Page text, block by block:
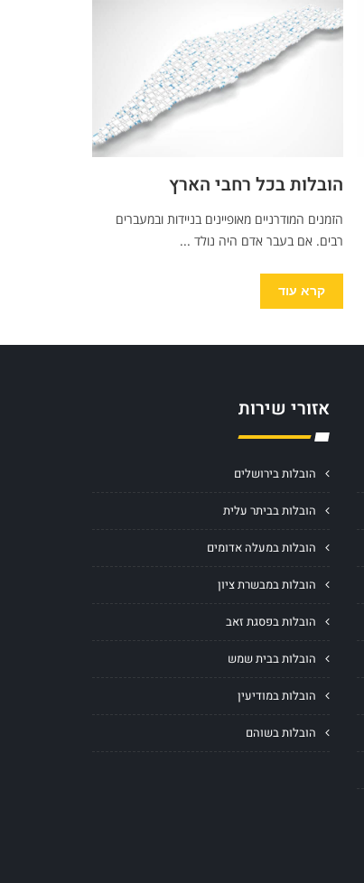
הובלות בכל רחבי הארץ
הזמנים המודרניים מאופיינים בניידות ובמעברים
רבים. אם בעבר אדם היה נולד ...
קרא עוד
אזורי שירות
הובלות בירושלים
הובלות בביתר עלית
הובלות במעלה אדומים
הובלות במבשרת ציון
הובלות בפסגת זאב
הובלות בבית שמש
הובלות במודיעין
הובלות בשוהם